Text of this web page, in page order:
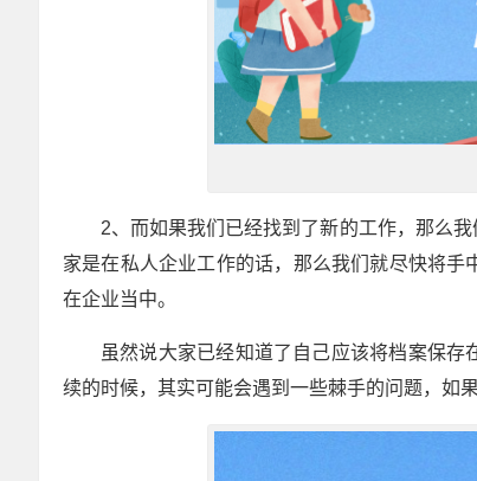
2、而如果我们已经找到了新的工作，那么
家是在私人企业工作的话，那么我们就尽快将
在企业当中。
虽然说大家已经知道了自己应该将档案保
续的时候，其实可能会遇到一些棘手的问题，如